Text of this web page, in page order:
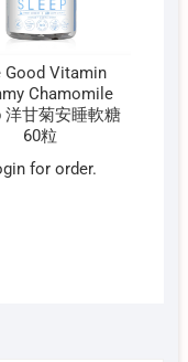
Good Vitamin
Chamomile
洋甘菊安睡軟糖
60粒
for order.